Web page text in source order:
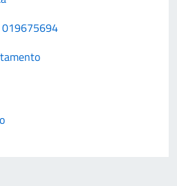
019675694